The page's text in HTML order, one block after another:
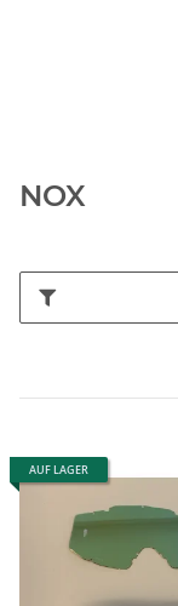
NOX
AUF LAGER